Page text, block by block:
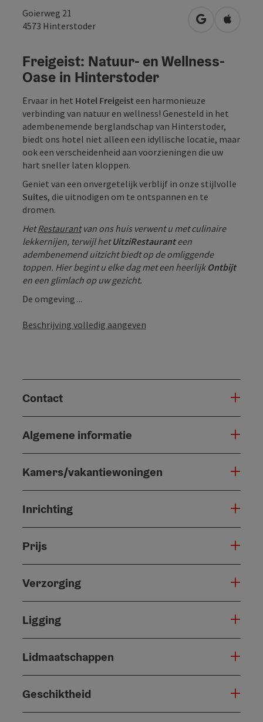
Goierweg 21
4573 Hinterstoder Openen in
Freigeist: Natuur- en Wellness-
Oase in Hinterstoder
Ervaar in het Hotel Freigeist een harmonieuze
verbinding van natuur en wellness! Genesteld in het
adembenemende berglandschap van Hinterstoder,
biedt ons hotel niet alleen een idyllische locatie, maar
ook een verscheidenheid aan voorzieningen die uw
hart sneller laten kloppen.
Geniet van een onvergetelijk verblijf in onze stijlvolle
Suites, die uitnodigen om te ontspannen en te
dromen.
HetRestaurantvan ons huis verwent u met culinaire
lekkernijen, terwijl hetUitziRestauranteen
adembenemend uitzicht biedt op de omliggende
toppen. Hier begint u elke dag met een heerlijk Ontbijt
en een glimlach op uw gezicht.
De omgeving ...
Beschrijving volledig aangeven
Contact
Algemene informatie
Kamers/vakantiewoningen
Inrichting
Prijs
Verzorging
Ligging
Lidmaatschappen
Geschiktheid